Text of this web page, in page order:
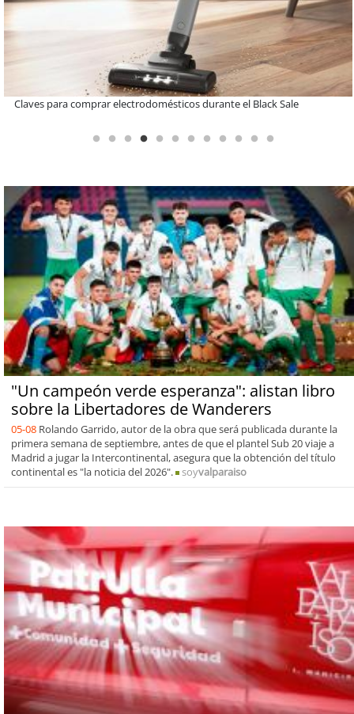
A dos años de la Ley Karin: especialistas afirman que el desafío es
"Un campeón verde esperanza": alistan libro
sobre la Libertadores de Wanderers
05-08 Rolando Garrido, autor de la obra que será publicada durante la
primera semana de septiembre, antes de que el plantel Sub 20 viaje a
Madrid a jugar la Intercontinental, asegura que la obtención del título
continental es "la noticia del 2026".
soyvalparaiso